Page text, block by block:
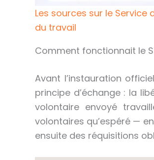
Les sources sur le
du travail
Comment fonctionnait le
Avant l’instauration
principe d’échange : la
volontaire envoyé
volontaires qu’espéré —
ensuite des réquisitions